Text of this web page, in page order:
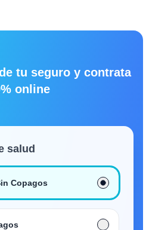
tu seguro y contrata
online
salud
Copagos